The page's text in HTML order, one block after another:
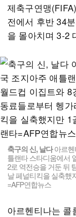
제축구연맹
전에서 후반 34
을 몰아치며 3-2
축구의 신, 날다아르
틀랜타 스타디움에서
2로 역전승을 거둔 뒤
날 페널티킥을 실축했
=AFP연합뉴스
아르헨티나는 콜